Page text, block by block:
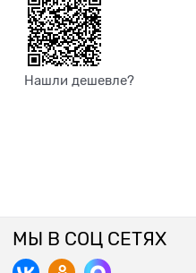
Нашли дешевле?
МЫ В СОЦ СЕТЯХ